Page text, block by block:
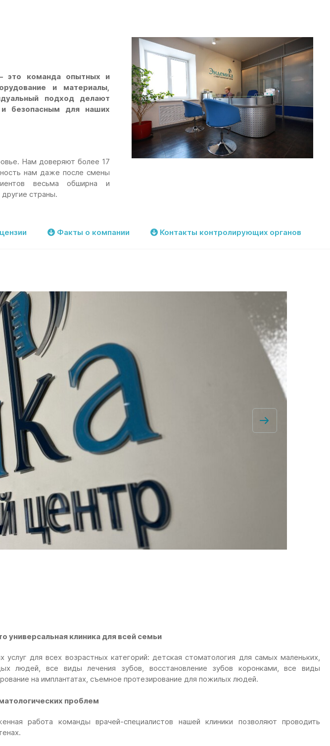
это команда опытных и
и материалы,
подход делают
безопасным для наших
Нам доверяют более 17
нам даже после смены
весьма обширна и
страны.
Факты о компании Контакты контролирующих органов
универсальная клиника для всей семьи
для всех возрастных категорий: детская стоматология для самых маленьких,
людей, все виды лечения зубов, восстановление зубов коронками, все виды
на имплантатах, съемное протезирование для пожилых людей.
проблем
работа команды врачей-специалистов нашей клиники позволяют проводить